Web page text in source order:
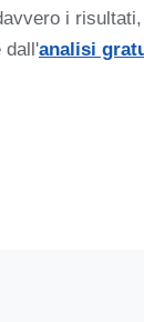
i
dall'analisi